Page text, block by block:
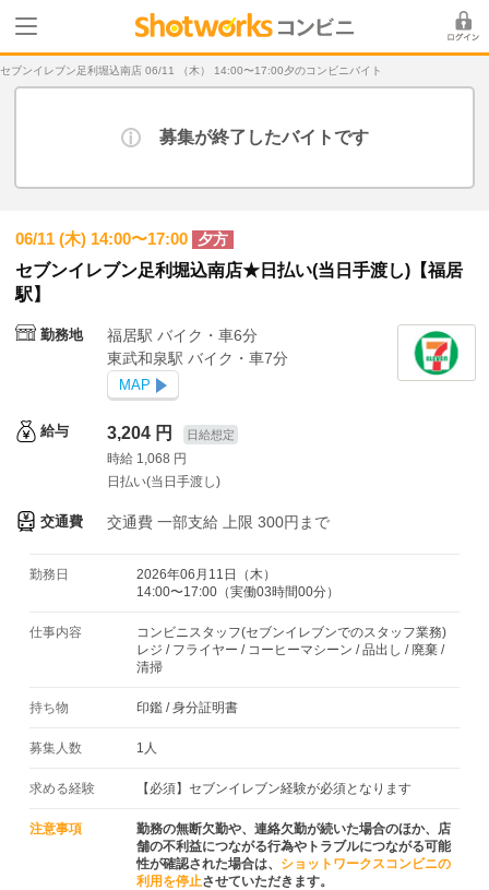
セブンイレブン足利堀込南店 06/11 （木） 14:00〜17:00夕のコンビニバイト
募集が終了したバイトです
06/11 (木) 14:00〜17:00 夕方
セブンイレブン足利堀込南店★日払い(当日手渡し)【福居
駅】
勤務地
福居駅 バイク・車6分
東武和泉駅 バイク・車7分
MAP
給与 3,204 円 日給想定
時給 1,068 円
日払い(当日手渡し)
交通費 交通費 一部支給 上限 300円まで
勤務日
2026年06月11日（木）
14:00〜17:00（実働03時間00分）
仕事内容
コンビニスタッフ(セブンイレブンでのスタッフ業務)
レジ / フライヤー / コーヒーマシーン / 品出し / 廃棄 /
清掃
持ち物 印鑑 /身分証明書
募集人数 1人
求める経験 【必須】セブンイレブン経験が必須となります
注意事項
勤務の無断欠勤や、連絡欠勤が続いた場合のほか、店
舗の不利益につながる行為やトラブルにつながる可能
性が確認された場合は、
ショットワークスコンビニの
利用を停止させていただきます。